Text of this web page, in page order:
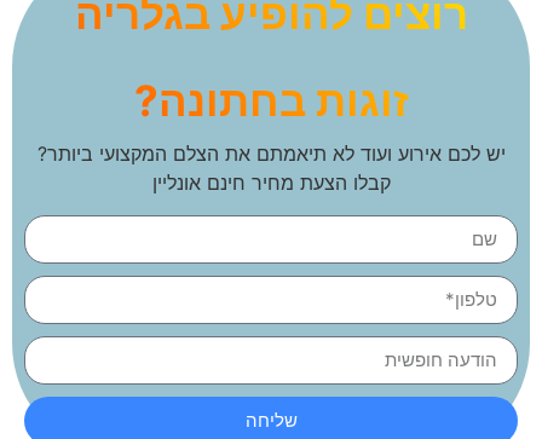
רוצים להופיע בגלריה
זוגות בחתונה?
יש לכם אירוע ועוד לא תיאמתם את הצלם המקצועי ביותר?
קבלו הצעת מחיר חינם אונליין
שליחה